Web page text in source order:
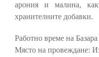
арония и малина,
хранителните добавки.
Работно време на
Място на провеждане: